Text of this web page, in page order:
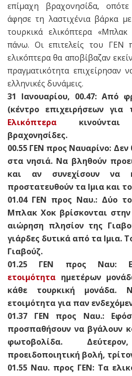
επίμαχη βραχονησίδα,
άφησε τη λαστιχένια βάρκα
τουρκικά ελικόπτερα
πάνω. Οι επιτελείς του ΓΕΝ
ελικόπτερα θα αποβίβαζαν
πραγματικότητα επιχείρησαν
ελληνικές δυνάμεις.
31 Ιανουαρίου, 00.47: Από
(κέντρο επιχειρήσεων
Ελικόπτερα
βραχονησίδες.
00.55 ΓΕΝ προς Ναυαρίνο:
στα νησιά. Να βληθούν
και αν συνεχίσουν να
προστατευθούν τα Ιμια και
01.04 ΓΕΝ προς Ναυ.: Δύο
Μπλακ Χοκ βρίσκονται
αιώρηση πλησίον της
γιάρδες δυτικά από τα Ιμια.
Γιαβούζ.
01.25 ΓΕΝ προς Ναυ:
ετοιμότητα ημετέρων
κάθε τουρκική μονάδα.
ετοιμότητα για παν
01.37 ΓΕΝ προς Ναυ.:
προσπαθήσουν να βγάλουν
φωτοβολίδα.
προειδοποιητική βολή,
01.55 Ναυ. προς ΓΕΝ: Τα